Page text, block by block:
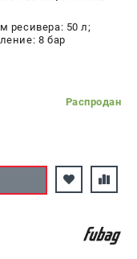
ресивера: 50 л;
8 бар
Распродан